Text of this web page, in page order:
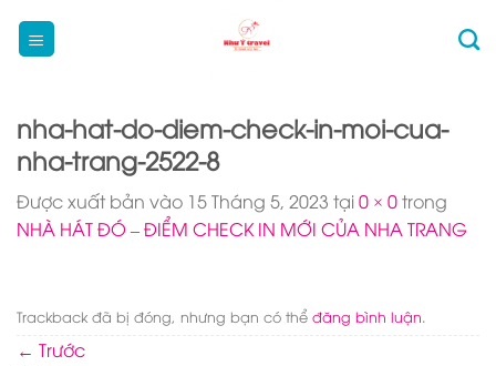
qua
nha-hat-do-diem-check-in-moi-cua-
nha-trang-2522-8
Được xuất bản vào 15 Tháng 5, 2023 tại 0 × 0trong
NHÀ HÁT ĐÓ – ĐIỂM CHECK IN MỚI CỦA NHA TRANG
Trackback đã bị đóng, nhưng bạn có thể đăng bình luận
← Trước